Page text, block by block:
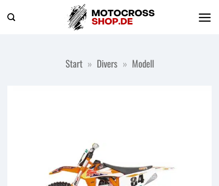
Inhalt
Start » Divers » Modell